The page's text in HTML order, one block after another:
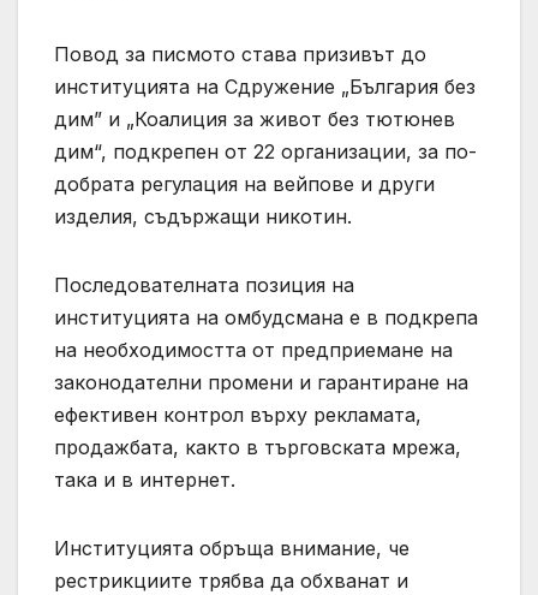
Повод за писмото става призивът до
институцията на Сдружение „България без
дим” и „Коалиция за живот без тютюнев
дим“, подкрепен от 22 организации, за по-
добрата регулация на вейпове и други
изделия, съдържащи никотин.
Последователната позиция на
институцията на омбудсмана е в подкрепа
на необходимостта от предприемане на
законодателни промени и гарантиране на
ефективен контрол върху рекламата,
продажбата, както в търговската мрежа,
така и в интернет.
Институцията обръща внимание, че
рестрикциите трябва да обхванат и